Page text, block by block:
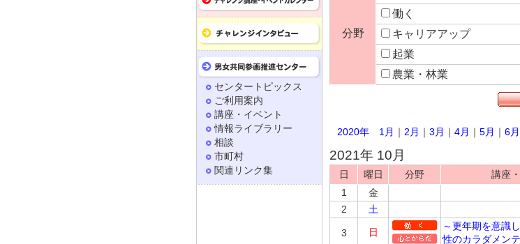
分野
働く
キャリアアップ
起業
農業・林業
2020年 1月 ｜ 2月 ｜ 3月 ｜ 4月 ｜ 5月 ｜ 6月
2021年 10月
日
曜日 分野 講座
1
金
2
土
3 日
～更年期を意識
性のカラダメン
センタートピックス
ご利用案内
講座・イベント
情報ライブラリー
相談
市町村
関連リンク集